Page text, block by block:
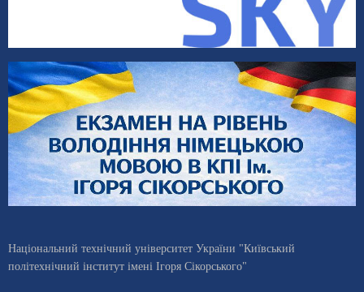
Національний технічний університет України "Київський
політехнічний інститут імені Ігоря Сікорського"